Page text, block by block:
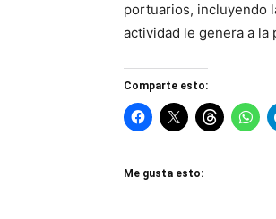
portuarios, incluyendo
actividad le genera a la
Comparte esto:
Me gusta esto: